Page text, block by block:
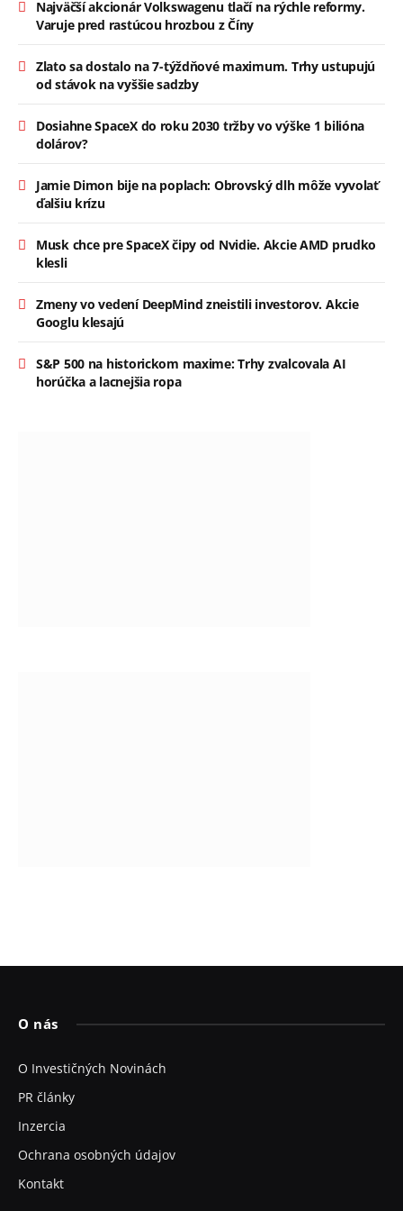
Najväčší akcionár Volkswagenu tlačí na rýchle reformy.
Varuje pred rastúcou hrozbou z Číny
Zlato sa dostalo na 7-týždňové maximum. Trhy ustupujú
od stávok na vyššie sadzby
Dosiahne SpaceX do roku 2030 tržby vo výške 1 bilióna
dolárov?
Jamie Dimon bije na poplach: Obrovský dlh môže vyvolať
ďalšiu krízu
Musk chce pre SpaceX čipy od Nvidie. Akcie AMD prudko
klesli
Zmeny vo vedení DeepMind zneistili investorov. Akcie
Googlu klesajú
S&P 500 na historickom maxime: Trhy zvalcovala AI
horúčka a lacnejšia ropa
O nás
O Investičných Novinách
PR články
Inzercia
Ochrana osobných údajov
Kontakt